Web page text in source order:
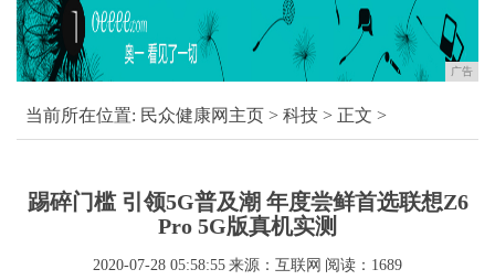
广告
当前所在位置: 民众健康网主页 > 科技 > 正文 >
踢碎门槛 引领5G普及潮 年度尝鲜首选联想Z6
Pro 5G版真机实测
2020-07-28 05:58:55 来源：互联网 阅读：1689